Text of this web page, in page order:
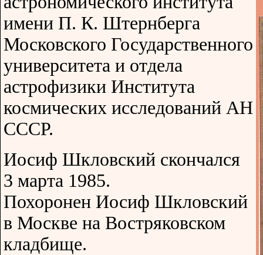
имени П. К. Штернберга
Московского Государственного
университета и отдела
астрофизики Института
космических исследований АН
СССР.
Иосиф Шкловский скончался
3 марта 1985.
Похоронен Иосиф Шкловский
в Москве на Востряковском
кладбище.